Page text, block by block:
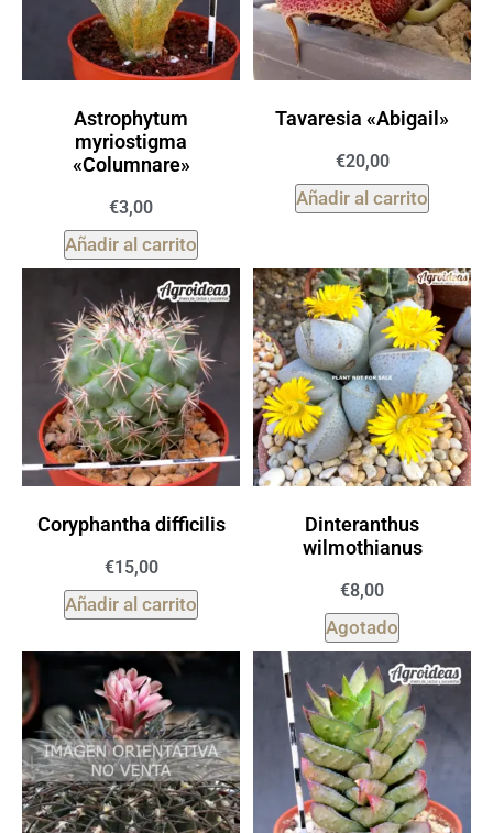
Astrophytum
myriostigma
«Columnare»
€3,00
Añadir al carrito
Tavaresia «Abigail»
€20,00
Añadir al carrito
Coryphantha difficilis
€15,00
Añadir al carrito
Dinteranthus
wilmothianus
€8,00
Agotado